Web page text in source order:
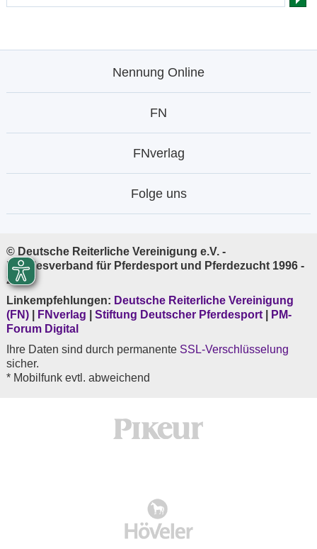
Nennung Online
FN
FNverlag
Folge uns
© Deutsche Reiterliche Vereinigung e.V. -
Bundesverband für Pferdesport und Pferdezucht 1996 -
2026
Linkempfehlungen: Deutsche Reiterliche Vereinigung
(FN)
FNverlag Stiftung Deutscher Pferdesport
PM-
Forum Digital
Ihre Daten sind durch permanente SSL-Verschlüsselung
sicher.
* Mobilfunk evtl. abweichend